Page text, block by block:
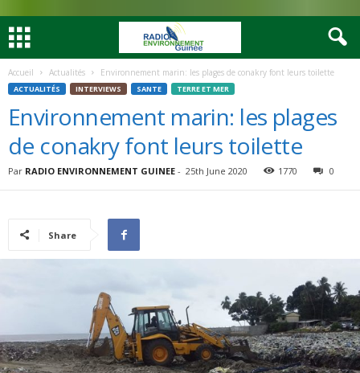
Accueil Actualités Environnement marin: les plages de conakry font leurs toilette
ACTUALITÉS INTERVIEWS SANTE TERRE ET MER
Environnement marin: les plages
de conakry font leurs toilette
Par RADIO ENVIRONNEMENT GUINEE - 25th June 2020 1770 0
Share